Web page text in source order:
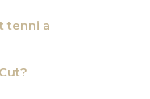
tenni a